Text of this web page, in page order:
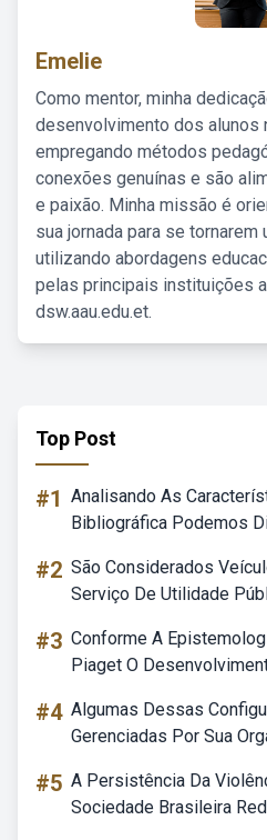
Emelie
Como mentor, minha
desenvolvimento dos alunos
empregando métodos
conexões genuínas e são
e paixão. Minha missão é
sua jornada para se tornarem
utilizando abordagens
pelas principais instituições
dsw.aau.edu.et.
Top Post
#1 Analisando As
Bibliográfica Podemos
#2 São Considerados
Serviço De Utilidade
#3 Conforme A
Piaget O
#4 Algumas Dessas
Gerenciadas Por Sua
#5 A Persistência Da
Sociedade Brasileira